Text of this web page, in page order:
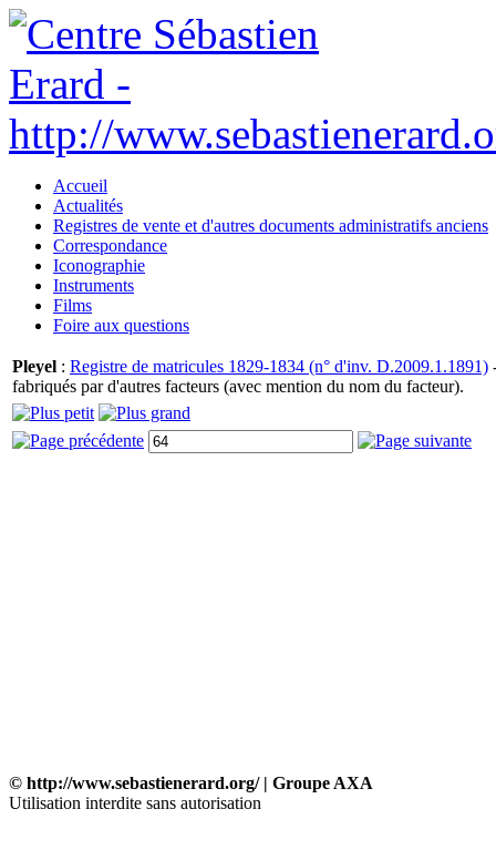
Accueil
Actualités
Registres de vente et d'autres documents administratifs anciens
Correspondance
Iconographie
Instruments
Films
Foire aux questions
Pleyel : Registre de matricules 1829-1834 (n° d'inv. D.2009.1.1891)
fabriqués par d'autres facteurs (avec mention du nom du facteur).
© http://www.sebastienerard.org/ | Groupe AXA
Utilisation interdite sans autorisation